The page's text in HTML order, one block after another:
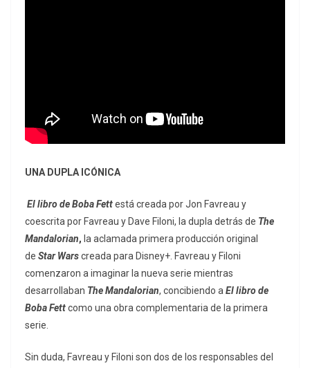
UNA DUPLA ICÓNICA
El libro de Boba Fettestá creada por Jon Favreau y
coescrita por Favreau y Dave Filoni, la dupla detrás de The
Mandalorian, la aclamada primera producción original
de Star Warscreada para Disney+. Favreau y Filoni
comenzaron a imaginar la nueva serie mientras
desarrollaban The Mandalorian, concibiendo a El libro de
Boba Fettcomo una obra complementaria de la primera
serie.
Sin duda, Favreau y Filoni son dos de los responsables del